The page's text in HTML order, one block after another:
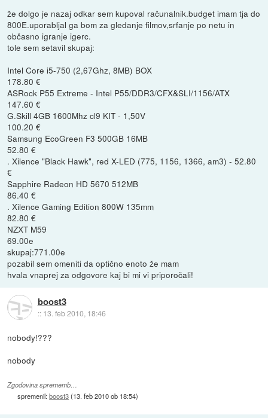
že dolgo je nazaj odkar sem kupoval računalnik.budget imam tja do
800E.uporabljal ga bom za gledanje filmov,srfanje po netu in
občasno igranje igerc.
tole sem setavil skupaj:
Intel Core i5-750 (2,67Ghz, 8MB) BOX
178.80 €
ASRock P55 Extreme - Intel P55/DDR3/CFX&SLI/1156/ATX
147.60 €
G.Skill 4GB 1600Mhz cl9 KIT - 1,50V
100.20 €
Samsung EcoGreen F3 500GB 16MB
52.80 €
. Xilence "Black Hawk", red X-LED (775, 1156, 1366, am3) - 52.80
€
Sapphire Radeon HD 5670 512MB
86.40 €
. Xilence Gaming Edition 800W 135mm
82.80 €
NZXT M59
69.00e
skupaj:771.00e
pozabil sem omeniti da optično enoto že mam
hvala vnaprej za odgovore kaj bi mi vi priporočali!
boost3
:: 13. feb 2010, 18:46
nobody!???
nobody
Zgodovina sprememb…
spremenil:boost3(13. feb 2010 ob 18:54)